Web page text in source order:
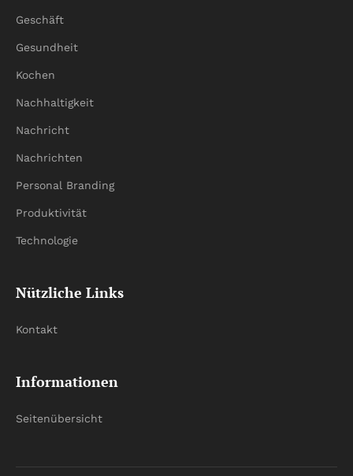
Geschäft
Gesundheit
Kochen
Nachhaltigkeit
Nachricht
Nachrichten
Personal Branding
Produktivität
Technologie
Nützliche Links
Kontakt
Informationen
Seitenübersicht